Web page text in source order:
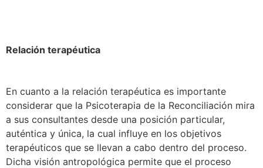
Relación terapéutica
En cuanto a la relación terapéutica es importante
considerar que la Psicoterapia de la Reconciliación mira
a sus consultantes desde una posición particular,
auténtica y única, la cual influye en los objetivos
terapéuticos que se llevan a cabo dentro del proceso.
Dicha visión antropológica permite que el proceso